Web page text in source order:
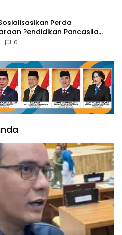
Perda
Pendidikan Pancasila
Kebangsaan
0